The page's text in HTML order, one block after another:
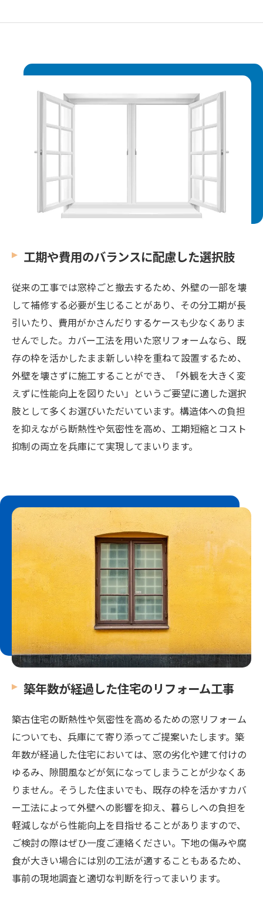
工期や費用のバランスに配慮した選択肢
従来の工事では窓枠ごと撤去するため、外壁の一部を壊
して補修する必要が生じることがあり、その分工期が長
引いたり、費用がかさんだりするケースも少なくありま
せんでした。カバー工法を用いた窓リフォームなら、既
存の枠を活かしたまま新しい枠を重ねて設置するため、
外壁を壊さずに施工することができ、「外観を大きく変
えずに性能向上を図りたい」というご要望に適した選択
肢として多くお選びいただいています。構造体への負担
を抑えながら断熱性や気密性を高め、工期短縮とコスト
抑制の両立を兵庫にて実現してまいります。
築年数が経過した住宅のリフォーム工事
築古住宅の断熱性や気密性を高めるための窓リフォーム
についても、兵庫にて寄り添ってご提案いたします。築
年数が経過した住宅においては、窓の劣化や建て付けの
ゆるみ、隙間風などが気になってしまうことが少なくあ
りません。そうした住まいでも、既存の枠を活かすカバ
ー工法によって外壁への影響を抑え、暮らしへの負担を
軽減しながら性能向上を目指せることがありますので、
ご検討の際はぜひ一度ご連絡ください。下地の傷みや腐
食が大きい場合には別の工法が適することもあるため、
事前の現地調査と適切な判断を行ってまいります。